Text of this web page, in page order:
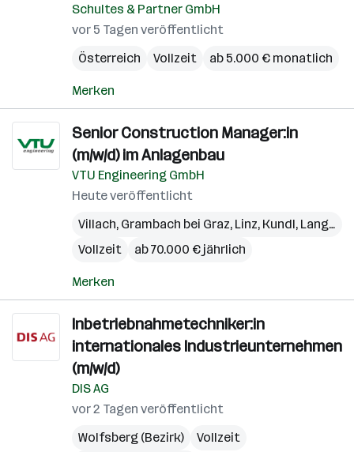
Schultes & Partner GmbH
vor 5 Tagen veröffentlicht
Österreich
Vollzeit ab 5.000 € monatlich
Merken
Senior Construction Manager:in
(m/w/d) im Anlagenbau
VTU Engineering GmbH
Heute veröffentlicht
Villach, Grambach bei Graz, Linz, Kundl, Langkampfen
Vollzeit
ab 70.000 € jährlich
Merken
Inbetriebnahmetechniker:in
internationales Industrieunternehmen
(m/w/d)
DIS AG
vor 2 Tagen veröffentlicht
Wolfsberg (Bezirk)
Vollzeit